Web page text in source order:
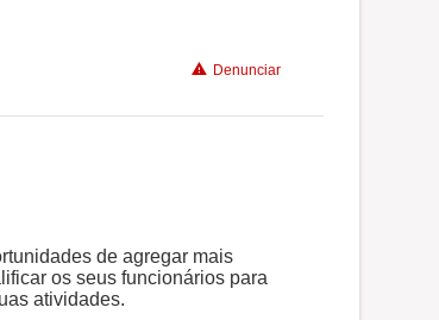
Denunciar
vida familiarde agregar mais
os seus funcionários para
atividades.